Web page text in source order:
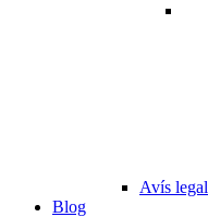
Avís legal
Blog